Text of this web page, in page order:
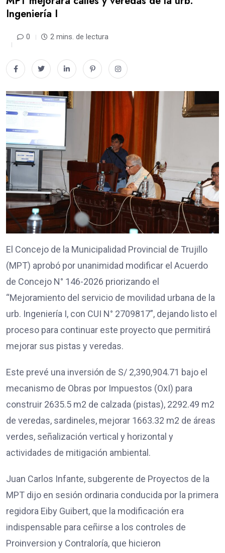
Ingeniería I
0 2 mins. de lectura
El Concejo de la Municipalidad Provincial de Trujillo
(MPT) aprobó por unanimidad modificar el Acuerdo
de Concejo N° 146-2026 priorizando el
“Mejoramiento del servicio de movilidad urbana de la
urb. Ingeniería I, con CUI N° 2709817”, dejando listo el
proceso para continuar este proyecto que permitirá
mejorar sus pistas y veredas.
Este prevé una inversión de S/ 2,390,904.71 bajo el
mecanismo de Obras por Impuestos (OxI) para
construir 2635.5 m2 de calzada (pistas), 2292.49 m2
de veredas, sardineles, mejorar 1663.32 m2 de áreas
verdes, señalización vertical y horizontal y
actividades de mitigación ambiental.
Juan Carlos Infante, subgerente de Proyectos de la
MPT dijo en sesión ordinaria conducida por la primera
regidora Eiby Guibert, que la modificación era
indispensable para ceñirse a los controles de
Proinversion y Contraloría, que hicieron